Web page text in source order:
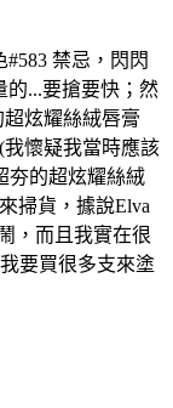
禁忌，閃閃
的...要搶要快；然
炫耀絲絨唇膏
懷疑我當時應該
夯的超炫耀絲絨
掃貨，據說Elva
，而且我實在很
要買很多支來塗